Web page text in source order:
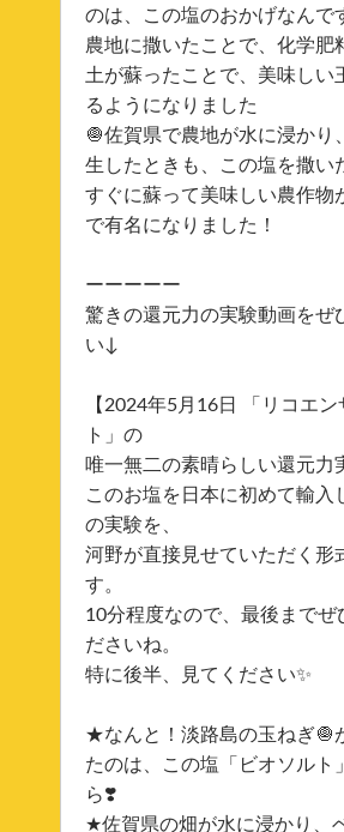
のは、この塩のおかげなんで
農地に撒いたことで、化学肥
土が蘇ったことで、美味しい
るようになりました
🧅佐賀県で農地が水に浸かり
生したときも、この塩を撒い
すぐに蘇って美味しい農作物
で有名になりました！
ーーーーー
驚きの還元力の実験動画をぜ
い↓
【2024年5月16日 「リコエ
ト」の
唯一無二の素晴らしい還元力
このお塩を日本に初めて輸入
の実験を、
河野が直接見せていただく形
す。
10分程度なので、最後までぜ
ださいね。
特に後半、見てください✨
★なんと！淡路島の玉ねぎ🧅
たのは、この塩「ビオソルト
ら❣️
★佐賀県の畑が水に浸かり、